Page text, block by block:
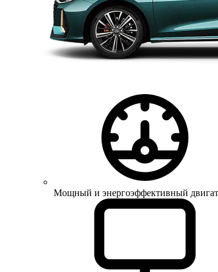
Мощный и энергоэффективный